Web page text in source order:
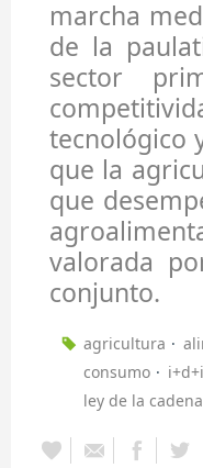
marcha
de la
sector
tecnológico
que la
que
valorada
conjunto.
agricultura
consumo
i+d+i
ley de la